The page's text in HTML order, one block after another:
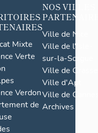
Mixte
Verte
Verdon
de
NOS VILLES
Ville de Nice
Ville de l'Isle-
sur-la-Sorgue
Ville de Grasse
Ville d'Apt
Ville de
Archives